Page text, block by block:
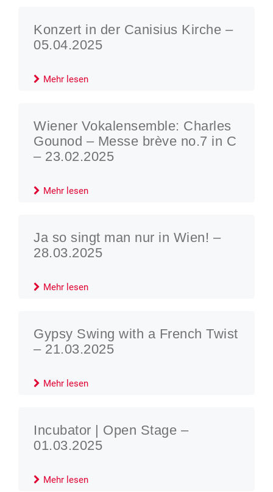
Konzert in der Canisius Kirche –
05.04.2025
Mehr lesen
Wiener Vokalensemble: Charles
Gounod – Messe brève no.7 in C
– 23.02.2025
Mehr lesen
Ja so singt man nur in Wien! –
28.03.2025
Mehr lesen
Gypsy Swing with a French Twist
– 21.03.2025
Mehr lesen
Incubator | Open Stage –
01.03.2025
Mehr lesen